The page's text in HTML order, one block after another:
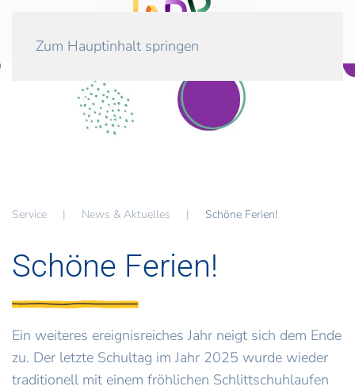
Zum Hauptinhalt springen
Service News & Aktuelles Schöne Ferien!
Schöne Ferien!
Ein weiteres ereignisreiches Jahr neigt sich dem Ende
zu. Der letzte Schultag im Jahr 2025 wurde wieder
traditionell mit einem fröhlichen Schlittschuhlaufen